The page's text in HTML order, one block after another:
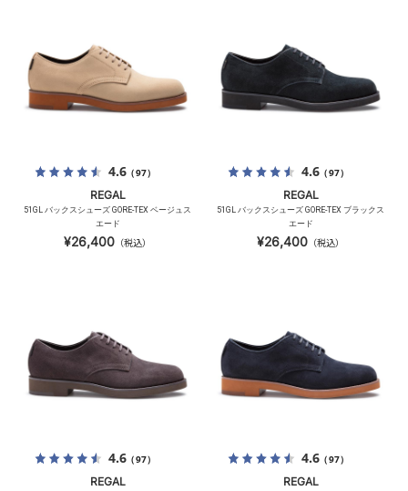
4.6（97）
REGAL
51GL バックスシューズ GORE-TEX ベージュス
エード
¥26,400 （税込）
4.6（97）
REGAL
51GL バックスシューズ GORE-TEX ブラックス
エード
¥26,400 （税込）
4.6（97）
REGAL
4.6（97）
REGAL